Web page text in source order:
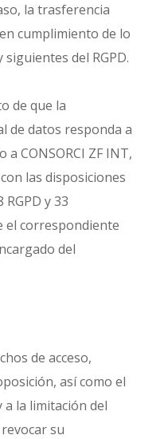
la trasferencia
cumplimiento de lo
del RGPD.
de que la
de datos responda a
CONSORCI ZF INT,
las disposiciones
y 33
el correspondiente
del
de acceso,
así como el
la limitación del
su